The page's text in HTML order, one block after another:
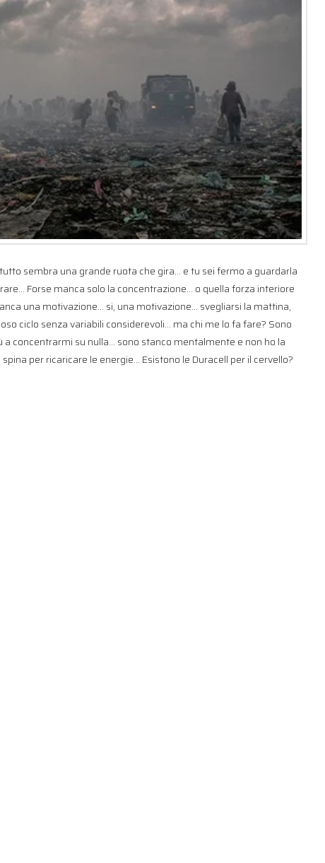
sembra una grande ruota che gira… e tu sei fermo a guardarla
Forse manca solo la concentrazione… o quella forza interiore
una motivazione… si, una motivazione… svegliarsi la mattina,
ciclo senza variabili considerevoli… ma chi me lo fa fare? Sono
concentrarmi su nulla… sono stanco mentalmente e non ho la
per ricaricare le energie… Esistono le Duracell per il cervello?